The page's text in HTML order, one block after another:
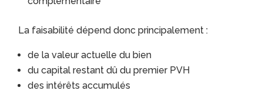
La faisabilité dépend donc principalement :
de la valeur actuelle du bien
du capital restant dû du premier PVH
des intérêts accumulés